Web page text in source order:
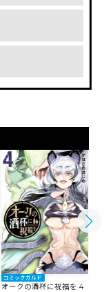
コミックガルド
オークの酒杯に祝福を 4